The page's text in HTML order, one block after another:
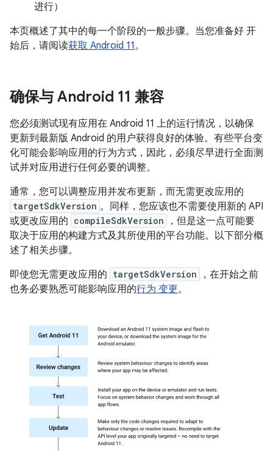
进行）
本页概述了其中的每一个阶段的一般步骤。当您准备好 开
始后，请阅读获取 Android 11。
确保与 Android 11 兼容
您必须测试现有应用在 Android 11 上的运行情况，以确保
更新到最新版 Android 的用户获得良好的体验。有些平台变
化可能会影响应用的行为方式，因此，必须尽早进行全面测
试并对应用进行任何必要的调整。
通常，您可以调整应用并发布更新，而无需更改应用的
targetSdkVersion 。同样，您应该也不需要使用新的 API
或更改应用的 compileSdkVersion
，但是这一点可能要
取决于应用的构建方式及其所使用的平台功能。以下部分概
述了相关步骤。
即使您无需更改应用的 targetSdkVersion
，在开始之前
也务必要熟悉可能影响应用的行为 变更。